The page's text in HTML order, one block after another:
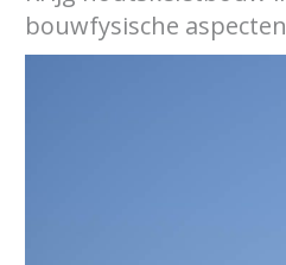
bouwfysische